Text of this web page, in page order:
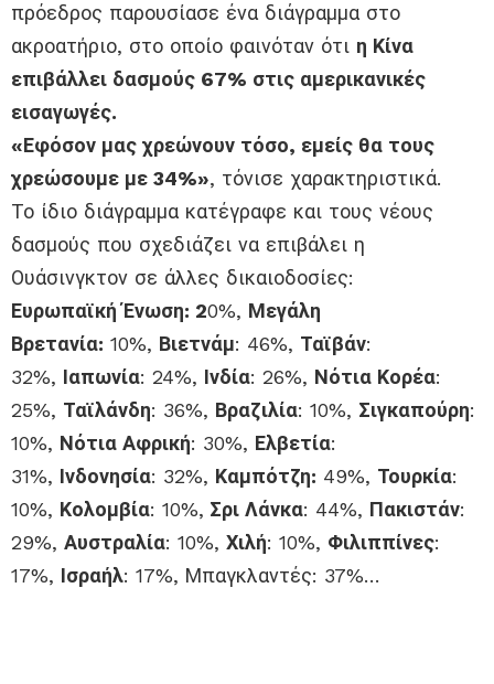
πρόεδρος παρουσίασε ένα διάγραμμα στο
ακροατήριο, στο οποίο φαινόταν ότι η Κίνα
επιβάλλει δασμούς 67% στις αμερικανικές
εισαγωγές.
«Εφόσον μας χρεώνουν τόσο, εμείς θα τους
χρεώσουμε με 34%», τόνισε χαρακτηριστικά.
Το ίδιο διάγραμμα κατέγραφε και τους νέους
δασμούς που σχεδιάζει να επιβάλει η
Ουάσινγκτον σε άλλες δικαιοδοσίες:
Ευρωπαϊκή Ένωση: 20%, Μεγάλη
Βρετανία: 10%, Βιετνάμ: 46%, Ταϊβάν:
32%, Ιαπωνία: 24%, Ινδία: 26%, Νότια Κορέα:
25%, Ταϊλάνδη: 36%, Βραζιλία: 10%, Σιγκαπούρη:
10%, Νότια Αφρική: 30%, Ελβετία:
31%, Ινδονησία: 32%, Καμπότζη: 49%, Τουρκία:
10%, Κολομβία: 10%, Σρι Λάνκα: 44%, Πακιστάν:
29%, Αυστραλία: 10%, Χιλή: 10%, Φιλιππίνες:
17%, Ισραήλ: 17%, Μπαγκλαντές: 37%…